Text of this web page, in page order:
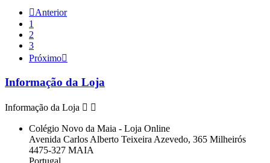
Anterior
1
2
3
Próximo
Informação da Loja
Informação da Loja  
Colégio Novo da Maia - Loja Online
Avenida Carlos Alberto Teixeira Azevedo, 365 Milheirós
4475-327 MAIA
Portugal